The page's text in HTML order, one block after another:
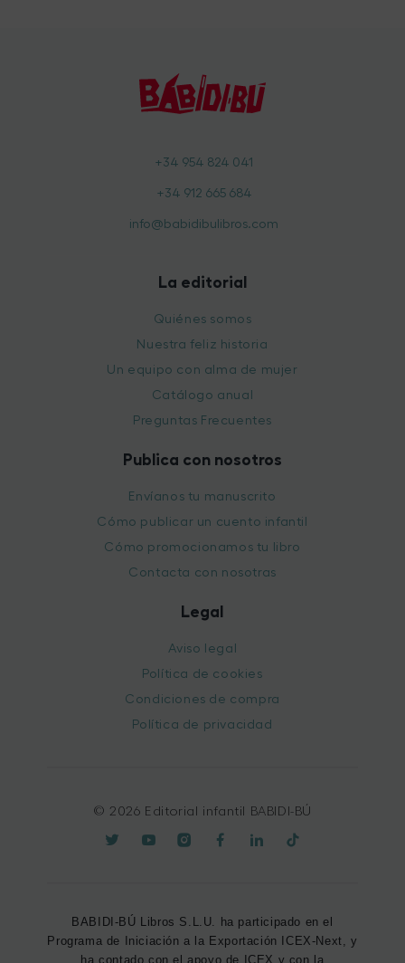
+34 954 824 041
+34 912 665 684
info@babidibulibros.com
La editorial
Quiénes somos
Nuestra feliz historia
Un equipo con alma de mujer
Catálogo anual
Preguntas Frecuentes
Publica con nosotros
Envíanos tu manuscrito
Cómo publicar un cuento infantil
Cómo promocionamos tu libro
Contacta con nosotras
Legal
Aviso legal
Política de cookies
Condiciones de compra
Política de privacidad
© 2026 Editorial infantil BABIDI-BÚ
BABIDI-BÚ Libros S.L.U. ha participado en el
Programa de Iniciación a la Exportación ICEX-Next, y
ha contado con el apoyo de ICEX y con la